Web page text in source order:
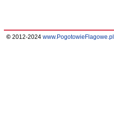
© 2012-2024 www.PogotowieFlagowe.pl